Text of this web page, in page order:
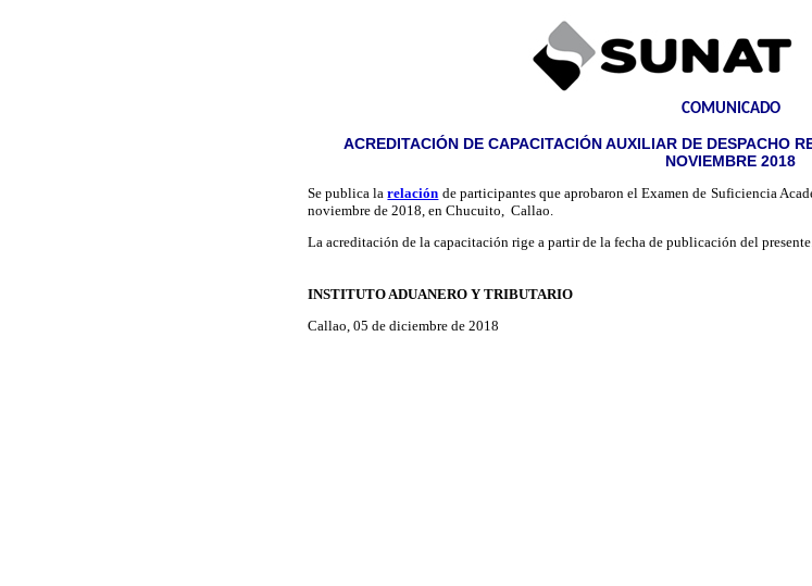
COMUNICADO
ACREDITACIÓN DE CAPACITACIÓN AUXILIAR DE DESPACHO
NOVIEMBRE 2018
Se publica larelación de participantes que aprobaron el Examen de Suficiencia
noviembre de 2018, en Chucuito, Callao.
La acreditación de la capacitación rige a partir de la fecha de publicación del
INSTITUTO ADUANERO Y TRIBUTARIO
Callao, 05 de diciembre de 2018